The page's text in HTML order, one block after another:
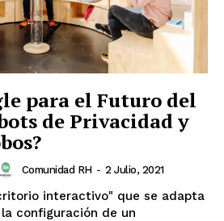
para el Futuro del
de Privacidad y
Comunidad RH - 2 Julio, 2021
interactivo" que se adapta
configuración de un